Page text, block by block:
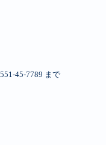
45-7789 まで